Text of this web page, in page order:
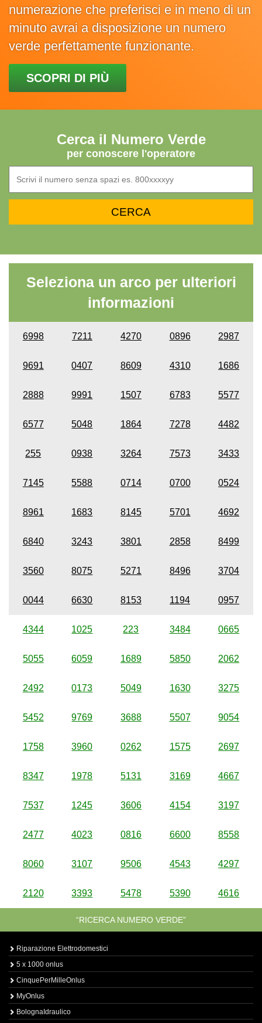
numerazione che preferisci e in meno di un
minuto avrai a disposizione un numero
verde perfettamente funzionante.
SCOPRI DI PIÙ
Cerca il Numero Verde
per conoscere l'operatore
Seleziona un arco per ulteriori
informazioni
6998 7211 4270 0896 2987
9691 0407 8609 4310 1686
2888 9991 1507 6783 5577
6577 5048 1864 7278 4482
255 0938 3264 7573 3433
7145 5588 0714 0700 0524
8961 1683 8145 5701 4692
6840 3243 3801 2858 8499
3560 8075 5271 8496 3704
0044 6630 8153 1194 0957
4344 1025 223 3484 0665
5055 6059 1689 5850 2062
2492 0173 5049 1630 3275
5452 9769 3688 5507 9054
1758 3960 0262 1575 2697
8347 1978 5131 3169 4667
7537 1245 3606 4154 3197
2477 4023 0816 6600 8558
8060 3107 9506 4543 4297
2120 3393 5478 5390 4616
“RICERCA NUMERO VERDE”
Riparazione Elettrodomestici
5 x 1000 onlus
CinquePerMilleOnlus
MyOnlus
BolognaIdraulico